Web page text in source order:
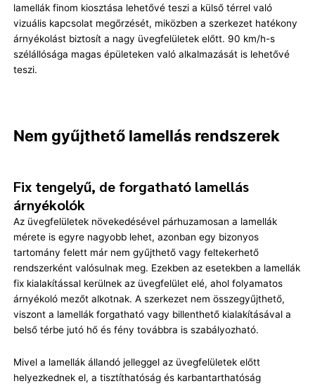
lamellák finom kiosztása lehetővé teszi a külső térrel való
vizuális kapcsolat megőrzését, miközben a szerkezet hatékony
árnyékolást biztosít a nagy üvegfelületek előtt. 90 km/h-s
szélállósága magas épületeken való alkalmazását is lehetővé
teszi.
Nem gyűjthető lamellás rendszerek
Fix tengelyű, de forgatható lamellás
árnyékolók
Az üvegfelületek növekedésével párhuzamosan a lamellák
mérete is egyre nagyobb lehet, azonban egy bizonyos
tartomány felett már nem gyűjthető vagy feltekerhető
rendszerként valósulnak meg. Ezekben az esetekben a lamellák
fix kialakítással kerülnek az üvegfelület elé, ahol folyamatos
árnyékoló mezőt alkotnak. A szerkezet nem összegyűjthető,
viszont a lamellák forgatható vagy billenthető kialakításával a
belső térbe jutó hő és fény továbbra is szabályozható.
Mivel a lamellák állandó jelleggel az üvegfelületek előtt
helyezkednek el, a tisztíthatóság és karbantarthatóság